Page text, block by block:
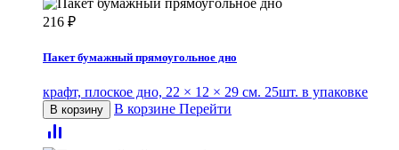
216 ₽
Пакет бумажный прямоугольное дно
крафт, плоское дно, 22 × 12 × 29 см. 25шт. в упаковке
В корзину В корзине Перейти